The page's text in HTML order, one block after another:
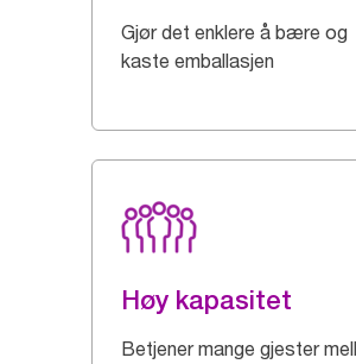
Gjør det enklere å bære og
kaste emballasjen
Høy kapasitet
Betjener mange gjester